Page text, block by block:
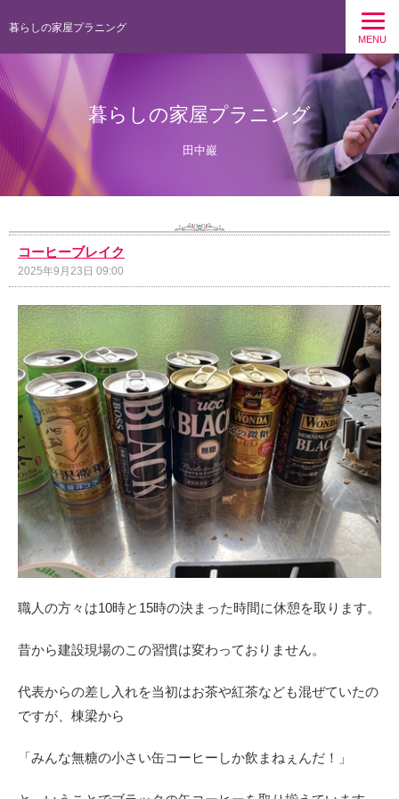
暮らしの家屋プラニング
MENU
暮らしの家屋プラニング
田中巖
コーヒーブレイク
2025年9月23日 09:00
職人の方々は10時と15時の決まった時間に休憩を取ります。
昔から建設現場のこの習慣は変わっておりません。
代表からの差し入れを当初はお茶や紅茶なども混ぜていたの
ですが、棟梁から
「みんな無糖の小さい缶コーヒーしか飲まねぇんだ！」